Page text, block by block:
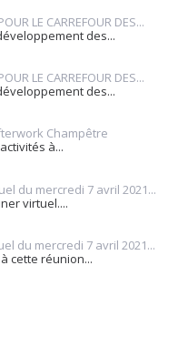
LE CARREFOUR DES...
des...
LE CARREFOUR DES...
des...
Champêtre
à...
du mercredi 7 avril 2021...
virtuel....
du mercredi 7 avril 2021...
cette réunion...